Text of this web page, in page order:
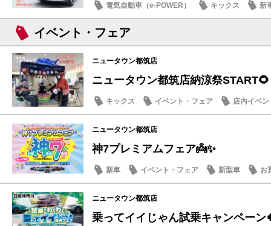
電気自動車（e-POWER） キックス 新
イベント・フェア
ニュータウン都筑店
ニュータウン都筑店納涼祭START🌻
キックス イベント・フェア
店内イベン
季節のメンテナンス
ニュータウン都筑店
神7プレミアムフェア👼✨
新車 イベント・フェア 新型車 お
ニュータウン都筑店
乗ってイイじゃん試乗キャンペーン